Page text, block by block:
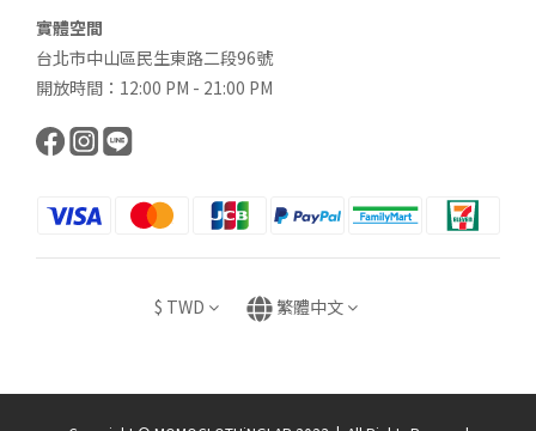
實體空間
台北市中山區民生東路二段96號
開放時間：12:00 PM - 21:00 PM
$ TWD 繁體中文